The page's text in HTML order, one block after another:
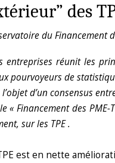
des
du Financement
entreprises réunit les
pourvoyeurs de
d’un consensus
« Financement des
sur les TPE .
est en nette